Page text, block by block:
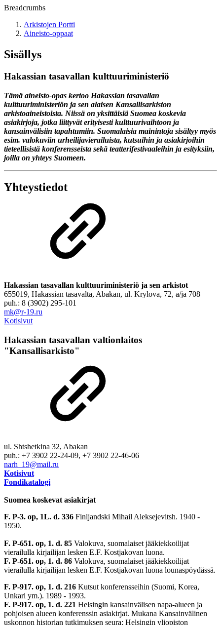
Breadcrumbs
Arkistojen Portti
Aineisto-oppaat
Sisällys
Hakassian tasavallan kulttuuriministeriö
Tämä aineisto-opas kertoo Hakassian tasavallan
kulttuuriministeriön ja sen alaisen Kansallisarkiston
arkistoaineistoista. Niissä on yksittäisiä Suomea koskevia
asiakirjoja, jotka liittyvät erityisesti kulttuurivaihtoon ja
kansainvälisiin tapahtumiin. Suomalaisia mainintoja sisältyy myös
esim. valokuviin urheilijavierailuista, kutsuihin ja asiakirjoihin
tieteellisistä konferensseista sekä teatterifestivaaleihin ja esityksiin,
joilla on yhteys Suomeen.
Yhteystiedot
Hakassian tasavallan kulttuuriministeriö ja sen arkistot
655019, Hakassian tasavalta, Abakan, ul. Krylova, 72, a/ja 708
puh.: 8 (3902) 295-101
mk@r-19.ru
Kotisivut
Hakassian tasavallan valtionlaitos
"Kansallisarkisto"
ul. Shtshetkina 32, Abakan
puh.: +7 3902 22‑24-09, +7 3902 22‑46-06
narh_19@mail.ru
Kotisivut
Fondikatalogi
Suomea koskevat asiakirjat
F. P-3. op, 1L. d. 336 Finljandski Mihail Aleksejevitsh. 1940 -
1950.
F. Р-651. op, 1. d. 85 Valokuva, suomalaiset jääkiekkoilijat
vierailulla kirjailijan lesken E.F. Kostjakovan luona.
F. Р-651. op, 1. d. 86 Valokuva, suomalaiset jääkiekkoilijat
vierailulla kirjailijan lesken E.F. Kostjakovan luona lounaspöydässä.
F. P-917. op, 1. d. 216 Kutsut konferensseihin (Suomi, Korea,
Unkari ym.). 1989 - 1993.
F. P-917. op, 1. d. 221 Helsingin kansainvälisen napa-alueen ja
pohjoisen alueen konferenssin asiakirjat. Mukana Kansainvälinen
uskonnon historian tutkimuksen seura: Helsingin yliopiston